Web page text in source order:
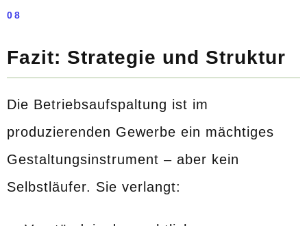
08
Fazit: Strategie und Struktur
Die Betriebsaufspaltung ist im
produzierenden Gewerbe ein mächtiges
Gestaltungsinstrument – aber kein
Selbstläufer. Sie verlangt: